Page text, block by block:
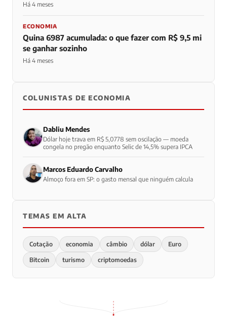
Há 4 meses
ECONOMIA
Quina 6987 acumulada: o que fazer com R$ 9,5 mi
se ganhar sozinho
Há 4 meses
COLUNISTAS DE ECONOMIA
Dabliu Mendes
Dólar hoje trava em R$ 5,0778 sem oscilação — moeda
congela no pregão enquanto Selic de 14,5% supera IPCA
Marcos Eduardo Carvalho
Almoço fora em SP: o gasto mensal que ninguém calcula
TEMAS EM ALTA
Cotação economia câmbio dólar Euro
Bitcoin turismo criptomoedas